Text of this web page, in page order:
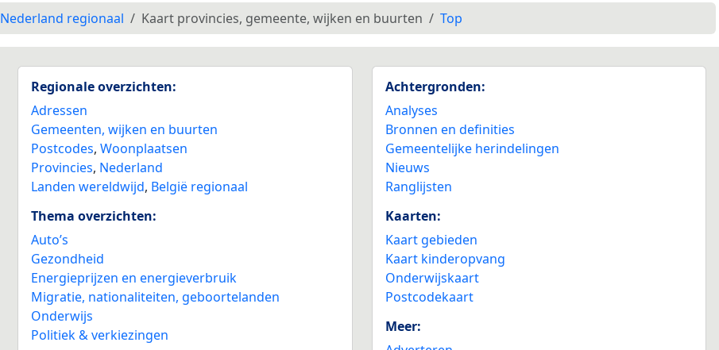
Nederland regionaal Kaart provincies, gemeente, wijken en buurten Top
Regionale overzichten:
Adressen
Gemeenten, wijken en buurten
Postcodes,Woonplaatsen
Provincies, Nederland
Landen wereldwijd, België regionaal
Thema overzichten:
Auto’s
Gezondheid
Energieprijzen en energieverbruik
Migratie, nationaliteiten, geboortelanden
Onderwijs
Politiek & verkiezingen
Achtergronden:
Analyses
Bronnen en definities
Gemeentelijke herindelingen
Nieuws
Ranglijsten
Kaarten:
Kaart gebieden
Kaart kinderopvang
Onderwijskaart
Postcodekaart
Meer: